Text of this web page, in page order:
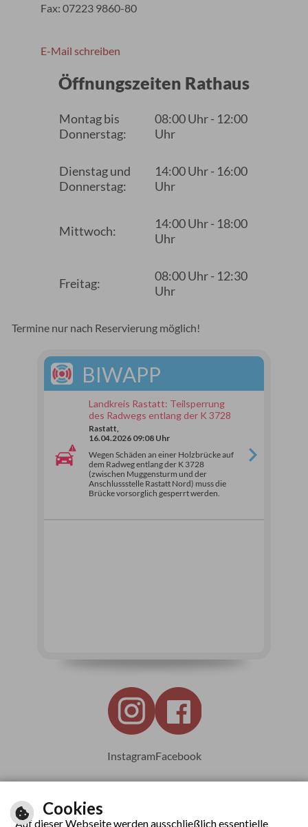
Fax: 07223 9860-80
E-Mail schreiben
Öffnungszeiten Rathaus
Montag bis
Donnerstag:
08:00 Uhr - 12:00
Uhr
Dienstag und
Donnerstag:
14:00 Uhr - 16:00
Uhr
Mittwoch:
14:00 Uhr - 18:00
Uhr
Freitag:
08:00 Uhr - 12:30
Uhr
Termine nur nach Reservierung möglich!
BIWAPP
Landkreis Rastatt: Teilsperrung
des Radwegs entlang der K 3728
Rastatt,
16.04.2026 09:08 Uhr
Wegen Schäden an einer Holzbrücke auf
dem Radweg entlang der K 3728
(zwischen Muggensturm und der
Anschlussstelle Rastatt Nord) muss die
Brücke vorsorglich gesperrt werden.
InstagramFacebook
Cookies
Auf dieser Webseite werden ausschließlich essentielle